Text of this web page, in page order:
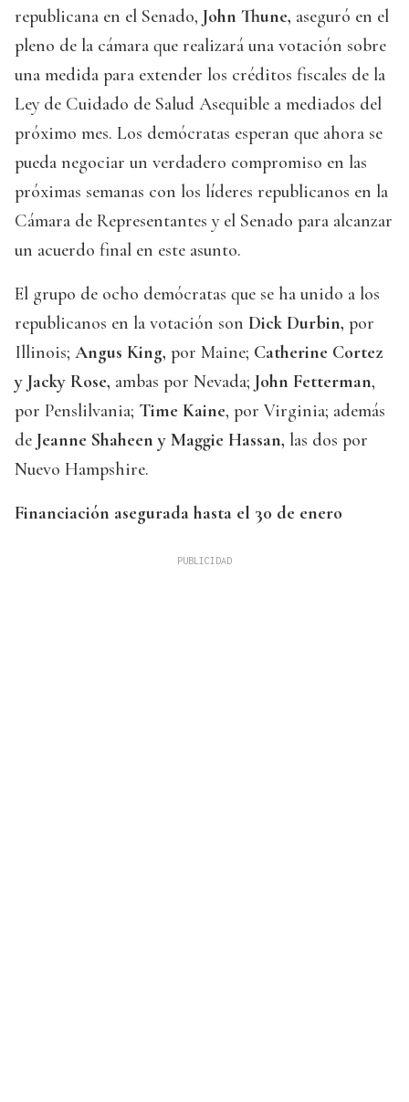
republicana en el Senado, John Thune, aseguró en el
pleno de la cámara que realizará una votación sobre
una medida para extender los créditos fiscales de la
Ley de Cuidado de Salud Asequible a mediados del
próximo mes. Los demócratas esperan que ahora se
pueda negociar un verdadero compromiso en las
próximas semanas con los líderes republicanos en la
Cámara de Representantes y el Senado para alcanzar
un acuerdo final en este asunto.
El grupo de ocho demócratas que se ha unido a los
republicanos en la votación son Dick Durbin, por
Illinois; Angus King, por Maine; Catherine Cortez
y Jacky Rose, ambas por Nevada; John Fetterman,
por Penslilvania; Time Kaine, por Virginia; además
de Jeanne Shaheen y Maggie Hassan, las dos por
Nuevo Hampshire.
Financiación asegurada hasta el 30 de enero